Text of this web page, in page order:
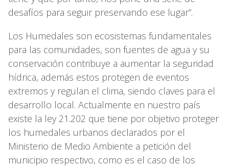
desafíos para seguir preservando ese lugar”.
Los Humedales son ecosistemas fundamentales
para las comunidades, son fuentes de agua y su
conservación contribuye a aumentar la seguridad
hídrica, además estos protegen de eventos
extremos y regulan el clima, siendo claves para el
desarrollo local. Actualmente en nuestro país
existe la ley 21.202 que tiene por objetivo proteger
los humedales urbanos declarados por el
Ministerio de Medio Ambiente a petición del
municipio respectivo, como es el caso de los